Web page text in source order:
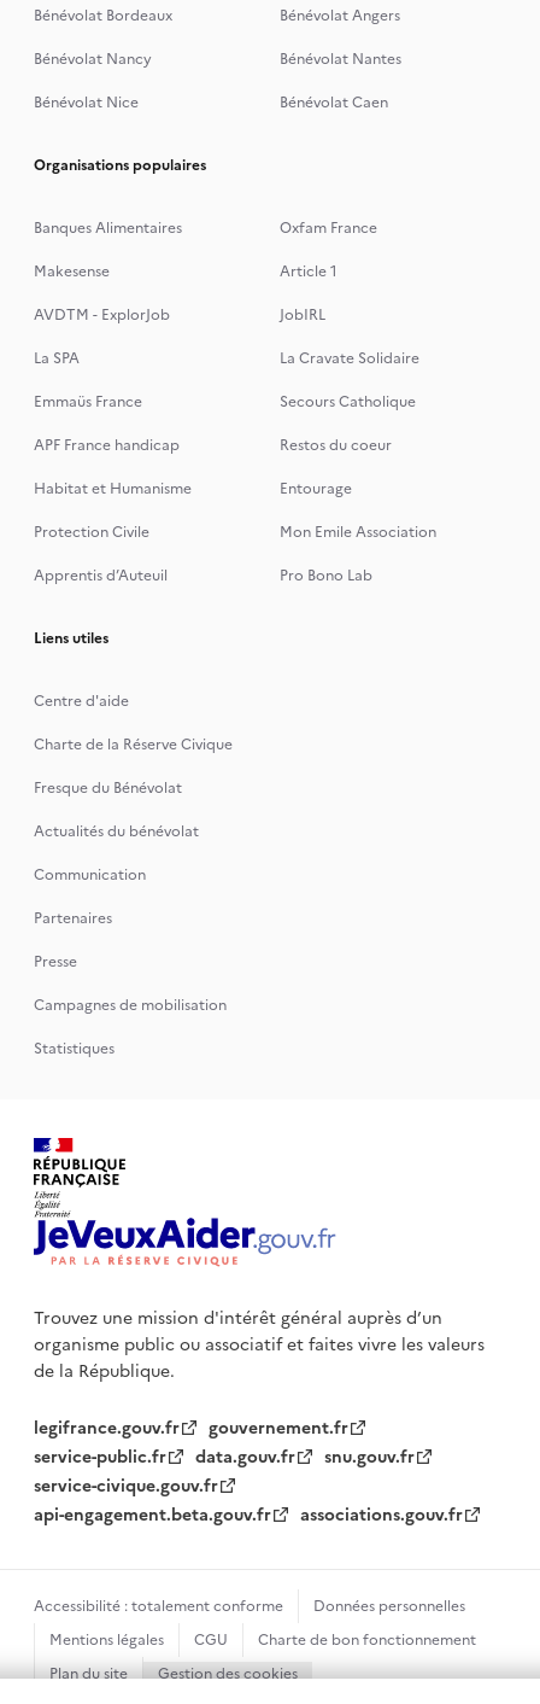
Bénévolat Bordeaux
Bénévolat Angers
Bénévolat Nancy
Bénévolat Nantes
Bénévolat Nice
Bénévolat Caen
Organisations populaires
Banques Alimentaires
Oxfam France
Makesense
Article 1
AVDTM - ExplorJob
JobIRL
La SPA
La Cravate Solidaire
Emmaüs France
Secours Catholique
APF France handicap
Restos du coeur
Habitat et Humanisme
Entourage
Protection Civile
Mon Emile Association
Apprentis d’Auteuil
Pro Bono Lab
Liens utiles
Centre d'aide
Charte de la Réserve Civique
Fresque du Bénévolat
Actualités du bénévolat
Communication
Partenaires
Presse
Campagnes de mobilisation
Statistiques
Trouvez une mission d'intérêt général auprès d’un
organisme publicou associatif et faites vivre les valeurs
de la République.
legifrance.gouv.fr
gouvernement.fr
service-public.fr
data.gouv.fr
snu.gouv.fr
service-civique.gouv.fr
api-engagement.beta.gouv.fr
associations.gouv.fr
Accessibilité : totalement conforme
Données personnelles
Mentions légales
CGU
Charte de bon fonctionnement
Plan du site
Gestion des cookies